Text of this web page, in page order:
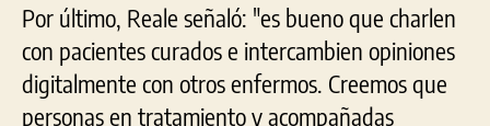
Por último, Reale señaló: "es bueno que charlen
con pacientes curados e intercambien opiniones
digitalmente con otros enfermos. Creemos que
personas en tratamiento y acompañadas